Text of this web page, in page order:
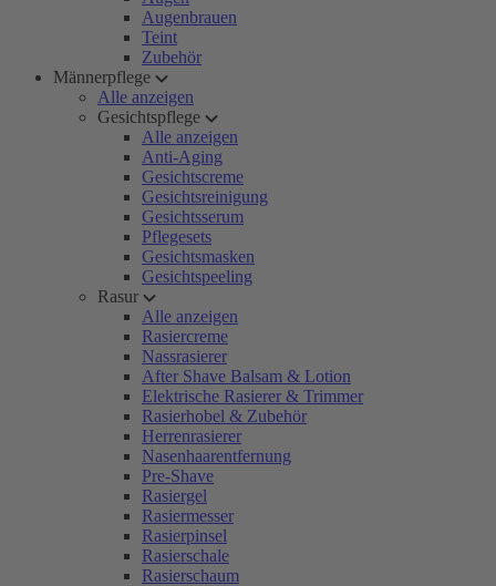
Augenbrauen
Teint
Zubehör
Männerpflege
Alle anzeigen
Gesichtspflege
Alle anzeigen
Anti-Aging
Gesichtscreme
Gesichtsreinigung
Gesichtsserum
Pflegesets
Gesichtsmasken
Gesichtspeeling
Rasur
Alle anzeigen
Rasiercreme
Nassrasierer
After Shave Balsam & Lotion
Elektrische Rasierer & Trimmer
Rasierhobel & Zubehör
Herrenrasierer
Nasenhaarentfernung
Pre-Shave
Rasiergel
Rasiermesser
Rasierpinsel
Rasierschale
Rasierschaum